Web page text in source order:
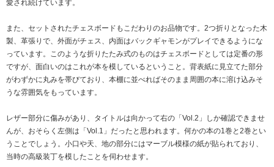
愛され続けています。
また、セットされたチェスボードもこだわりのお品物です。2つ折りとなった木
製、革張りで、外面がチェス、内面はバックギャモンがプレイできるようにな
っています。このような折りたたみ式のものはチェスボードとしては定番の形
ですが、面白いのはこれが本を模しているということ。背表紙に見立てた部分
がわずかに丸みを帯びており、本棚に並べればそのまま周囲の本に溶け込みそ
うな雰囲気をもっています。
レザー部分に傷みがあり、タイトルは向かって右の「Vol.2」しか確認できませ
んが、おそらく左側は「Vol.1」だったと思われます。何かの本の1巻と2巻とい
うことでしょう。小口や天、地の部分にはマーブル模様の紙が貼られており、
当時の高級装丁を模したことを伺わせます。